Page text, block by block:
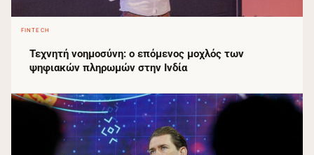
FINTECH
Τεχνητή νοημοσύνη: ο επόμενος μοχλός των
ψηφιακών πληρωμών στην Ινδία